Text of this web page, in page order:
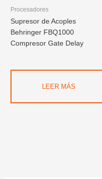
Procesadores
Supresor de Acoples
Behringer FBQ1000
Compresor Gate Delay
LEER MÁS